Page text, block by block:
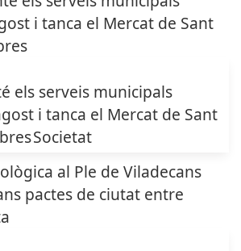
els serveis municipals
i tanca el Mercat de Sant
Societat